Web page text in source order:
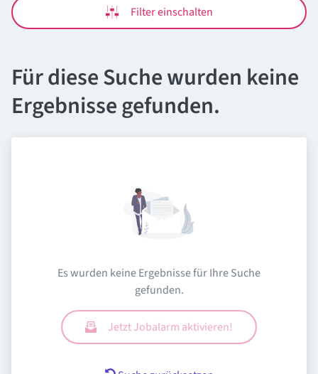
Filter einschalten
Für diese Suche wurden keine
Ergebnisse gefunden.
Es wurden keine Ergebnisse für Ihre Suche
gefunden.
Jetzt Jobalarm aktivieren!